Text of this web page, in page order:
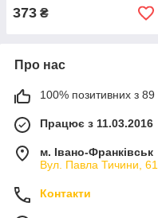
373 ₴
Про нас
100% позитивних з 89
Працює з 11.03.2016
м. Івано-Франківськ
Вул. Павла Тичини,
Контакти